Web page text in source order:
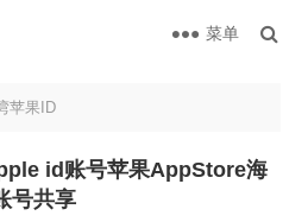
菜单
苹果ID
id账号苹果AppStore海
号共享